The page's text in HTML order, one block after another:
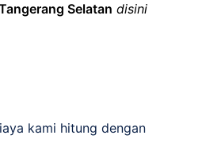
Selatan disini
kami hitung dengan